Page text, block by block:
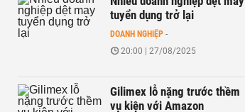
tuyển dụng trở lại
DOANH NGHIỆP -
20:00 | 27/08/2025
Gilimex lỗ nặng trước thềm
vụ kiện với Amazon